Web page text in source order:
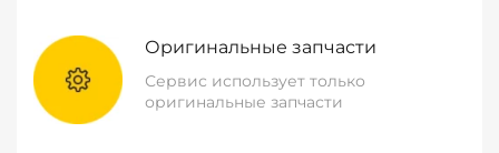
Оригинальные запчасти
Сервис использует только
оригинальные запчасти